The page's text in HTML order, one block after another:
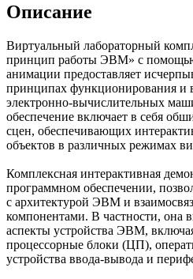
Описание
Виртуальный лабораторный
принцип работы ЭВМ» с
анимации предоставляет
принципах функционирования и
электронно-вычислительных
обеспечение включает в себя
сцен, обеспечивающих
объектов в различных режимах
Комплексная интерактивная
программном обеспечении,
с архитектурой ЭВМ и
компонентами. В частности, она
аспекты устройства ЭВМ,
процессорные блоки (ЦП),
устройства ввода-вывода и